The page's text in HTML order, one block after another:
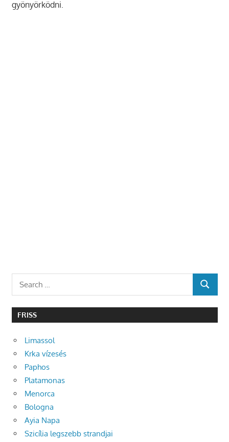
gyönyörködni.
SEARCH
FRISS
Limassol
Krka vízesés
Paphos
Platamonas
Menorca
Bologna
Ayia Napa
Szicília legszebb strandjai